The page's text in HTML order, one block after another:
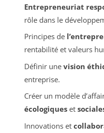
Entrepreneuriat
rôle dans le
Principes de
rentabilité et valeurs
Définir une vision
entreprise.
Créer un modèle
écologiqueset
Innovations et